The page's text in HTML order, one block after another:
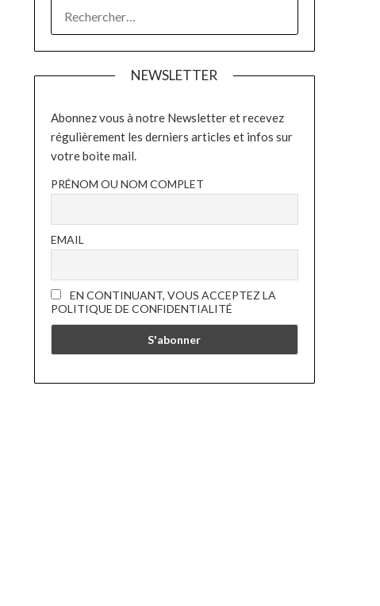
NEWSLETTER
Abonnez vous à notre Newsletter et recevez
régulièrement les derniers articles et infos sur
votre boite mail.
PRÉNOM OU NOM COMPLET
EMAIL
EN CONTINUANT, VOUS ACCEPTEZ LA
POLITIQUE DE CONFIDENTIALITÉ